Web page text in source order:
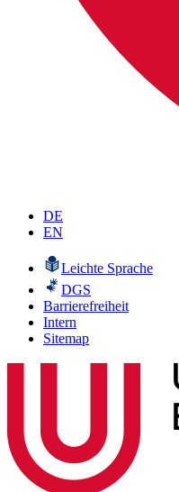
DE
EN
Leichte Sprache
DGS
Barrierefreiheit
Intern
Sitemap